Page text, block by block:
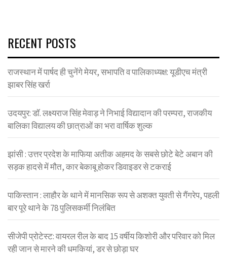
RECENT POSTS
राजस्थान में पार्षद ही चुनेंगे मेयर, सभापति व पालिकाध्यक्ष: यूडीएच मंत्री
झाबर सिंह खर्रा
उदयपुर: डॉ. लक्ष्यराज सिंह मेवाड़ ने निभाई विद्यादान की परम्परा, राजकीय
बालिका विद्यालय की छात्राओं का भरा वार्षिक शुल्क
झांसी : उत्तर प्रदेश के माफिया अतीक अहमद के सबसे छोटे बेटे अबान की
सड़क हादसे में मौत, कार बेकाबू होकर डिवाइडर से टकराई
पाकिस्तान : लाहौर के थाने में मानसिक रूप से अशक्त युवती से गैंगरेप, पहली
बार पूरे थाने के 78 पुलिसकर्मी निलंबित
सीजेपी प्रोटेस्ट: वायरल रील के बाद 15 वर्षीय किशोरी और परिवार को मिल
रही जान से मारने की धमकियां, डर से छोड़ा घर